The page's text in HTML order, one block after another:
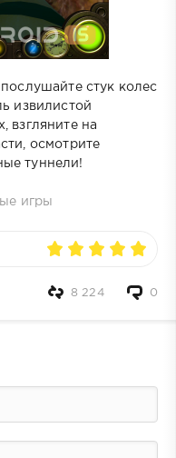
стук колес
извилистой
взгляните на
осмотрите
туннели!
игры
0
8 224